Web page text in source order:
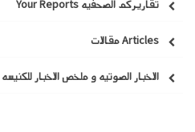
تقاريركم الصحفيه Your Reports
Articles مقالات
الاخبار الصوتيه و ملخص الاخبار